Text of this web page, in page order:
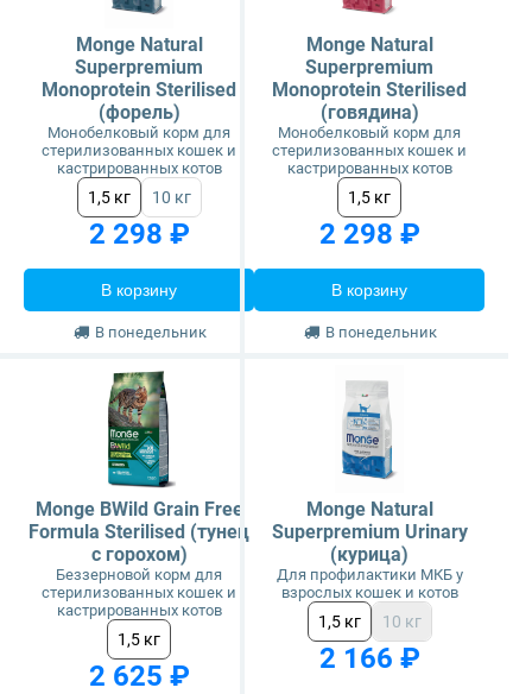
Monge Natural
Superpremium
Monoprotein Sterilised
(форель)
Монобелковый корм для
стерилизованных кошек и
кастрированных котов
1,5 кг 10 кг
2 298 ₽
В корзину
В понедельник
Monge Natural
Superpremium
Monoprotein Sterilised
(говядина)
Монобелковый корм для
стерилизованных кошек и
кастрированных котов
1,5 кг
2 298 ₽
В корзину
В понедельник
Monge BWild Grain Free
Formula Sterilised (тунец
с горохом)
Беззерновой корм для
стерилизованных кошек и
кастрированных котов
1,5 кг
2 625 ₽
Monge Natural
Superpremium Urinary
(курица)
Для профилактики МКБ у
взрослых кошек и котов
1,5 кг 10 кг
2 166 ₽